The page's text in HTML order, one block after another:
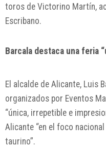
toros de Victorino Martín,
Escribano.
Barcala destaca una feria
El alcalde de Alicante, Luis
organizados por Eventos
“única, irrepetible e
Alicante “en el foco
taurino”.